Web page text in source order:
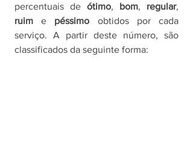
percentuais de ótimo, bom, regular
ruim e péssimo obtidos por cada
serviço. A partir deste número, são
classificados da seguinte forma: